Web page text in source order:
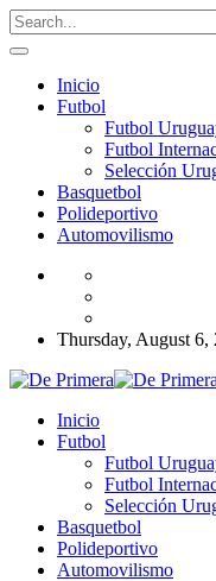
Inicio
Futbol
Futbol
Futbol
Selección
Basquetbol
Polideportivo
Automovilismo
Thursday, August 6,
Inicio
Futbol
Futbol
Futbol
Selección
Basquetbol
Polideportivo
Automovilismo